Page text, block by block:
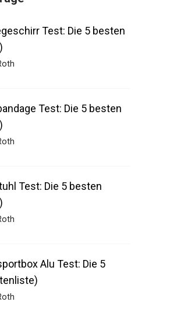
Test: Die 5 besten
Test: Die 5 besten
Test: Die 5 besten
Alu Test: Die 5